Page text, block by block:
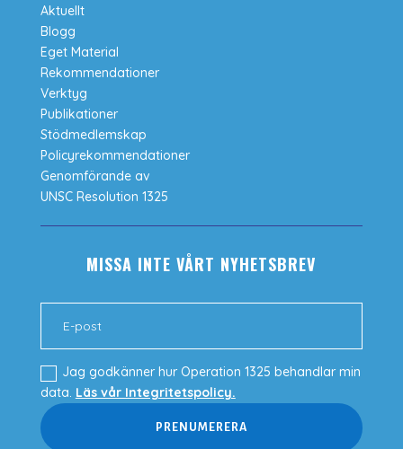
Aktuellt
Blogg
Eget Material
Rekommendationer
Verktyg
Publikationer
Stödmedlemskap
Policyrekommendationer
Genomförande av
UNSC Resolution 1325
MISSA INTE VÅRT NYHETSBREV
Jag godkänner hur Operation 1325 behandlar min
data. Läs vår Integritetspolicy.
PRENUMERERA